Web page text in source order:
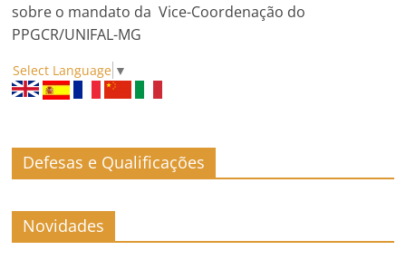
sobre o mandato da Vice-Coordenação do
PPGCR/UNIFAL-MG
Select Language ▼
Defesas e Qualificações
Novidades